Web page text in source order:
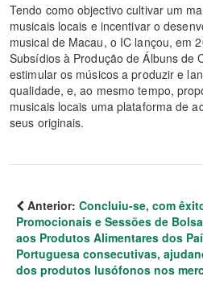
Tendo como objectivo cultivar um
musicais locais e incentivar o
musical de Macau, o IC lançou, em
Subsídios à Produção de Álbuns de
estimular os músicos a produzir e
qualidade, e, ao mesmo tempo,
musicais locais uma plataforma de
seus originais.
Anterior: Concluiu-se, com
Promocionais e Sessões de
aos Produtos Alimentares dos
Portuguesa consecutivas,
dos produtos lusófonos nos